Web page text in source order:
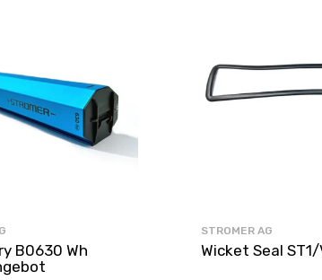
B0630 Wh
STROMER AG
Wicket Seal ST1/